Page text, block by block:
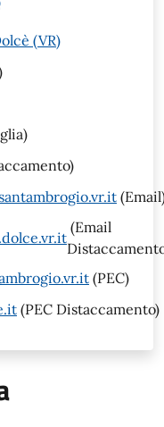
(VR)
(Email
(PEC)
(PEC Distaccamento)